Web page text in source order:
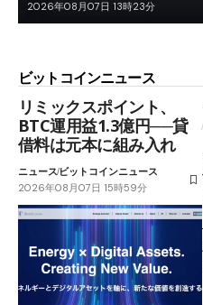
2026年08月07日 13時23分
ビットコインニュース
リミックスポイント、
BTC運用益1.3億円──貸
借料は元本に組み入れ
ニュースビットコインニュース
2026年08月07日 15時59分